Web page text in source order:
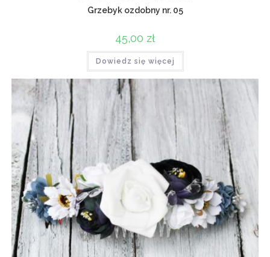
Grzebyk ozdobny nr. 05
45,00 zł
Dowiedz się więcej